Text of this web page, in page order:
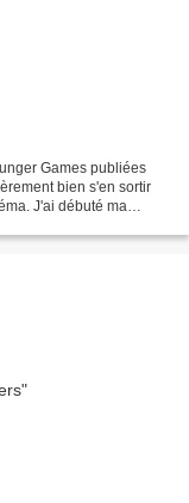
Games publiées
bien s'en sortir
J'ai débuté ma